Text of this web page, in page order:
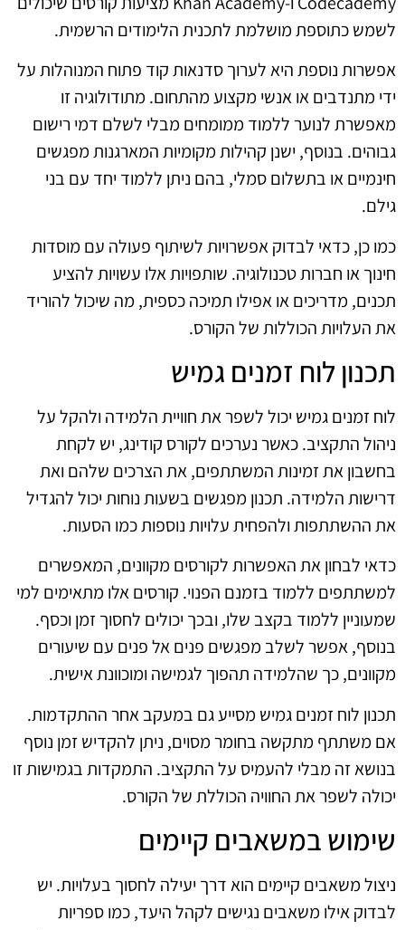
לשמש כתוספת מושלמת לתכנית הלימודים הרשמית.
אפשרות נוספת היא לערוך סדנאות קוד פתוח המנוהלות על
ידי מתנדבים או אנשי מקצוע מהתחום. מתודולוגיה זו
מאפשרת לנוער ללמוד ממומחים מבלי לשלם דמי רישום
גבוהים. בנוסף, ישנן קהילות מקומיות המארגנות מפגשים
חינמיים או בתשלום סמלי, בהם ניתן ללמוד יחד עם בני
גילם.
כמו כן, כדאי לבדוק אפשרויות לשיתוף פעולה עם מוסדות
חינוך או חברות טכנולוגיה. שותפויות אלו עשויות להציע
תכנים, מדריכים או אפילו תמיכה כספית, מה שיכול להוריד
את העלויות הכוללות של הקורס.
תכנון לוח זמנים גמיש
לוח זמנים גמיש יכול לשפר את חוויית הלמידה ולהקל על
ניהול התקציב. כאשר נערכים לקורס קודינג, יש לקחת
בחשבון את זמינות המשתתפים, את הצרכים שלהם ואת
דרישות הלמידה. תכנון מפגשים בשעות נוחות יכול להגדיל
את ההשתתפות ולהפחית עלויות נוספות כמו הסעות.
כדאי לבחון את האפשרות לקורסים מקוונים, המאפשרים
למשתתפים ללמוד בזמנם הפנוי. קורסים אלו מתאימים למי
שמעוניין ללמוד בקצב שלו, ובכך יכולים לחסוך זמן וכסף.
בנוסף, אפשר לשלב מפגשים פנים אל פנים עם שיעורים
מקוונים, כך שהלמידה תהפוך לגמישה ומוכוונת אישית.
תכנון לוח זמנים גמיש מסייע גם במעקב אחר ההתקדמות.
אם משתתף מתקשה בחומר מסוים, ניתן להקדיש זמן נוסף
בנושא זה מבלי להעמיס על התקציב. התמקדות בגמישות זו
יכולה לשפר את החוויה הכוללת של הקורס.
שימוש במשאבים קיימים
ניצול משאבים קיימים הוא דרך יעילה לחסוך בעלויות. יש
לבדוק אילו משאבים נגישים לקהל היעד, כמו ספריות